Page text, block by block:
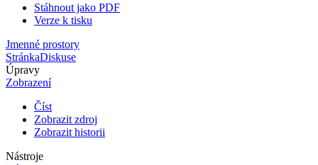
Stáhnout jako PDF
Verze k tisku
Jmenné prostory
StránkaDiskuse
Úpravy
Zobrazení
Číst
Zobrazit zdroj
Zobrazit historii
Nástroje